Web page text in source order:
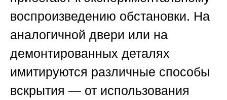
воспроизведению обстановки. На
аналогичной двери или на
демонтированных деталях
имитируются различные способы
вскрытия — от использования